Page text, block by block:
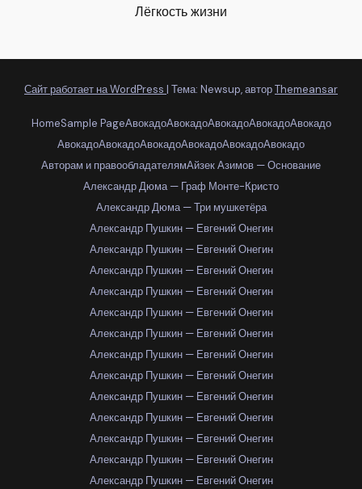
Лёгкость жизни
Сайт работает на WordPress | Тема: Newsup, авторThemeansar
HomeSample PageАвокадоАвокадоАвокадоАвокадоАвокадо
АвокадоАвокадоАвокадоАвокадоАвокадоАвокадо
Авторам и правообладателямАйзек Азимов — Основание
Александр Дюма — Граф Монте-Кристо
Александр Дюма — Три мушкетёра
Александр Пушкин — Евгений Онегин
Александр Пушкин — Евгений Онегин
Александр Пушкин — Евгений Онегин
Александр Пушкин — Евгений Онегин
Александр Пушкин — Евгений Онегин
Александр Пушкин — Евгений Онегин
Александр Пушкин — Евгений Онегин
Александр Пушкин — Евгений Онегин
Александр Пушкин — Евгений Онегин
Александр Пушкин — Евгений Онегин
Александр Пушкин — Евгений Онегин
Александр Пушкин — Евгений Онегин
Александр Пушкин — Евгений Онегин